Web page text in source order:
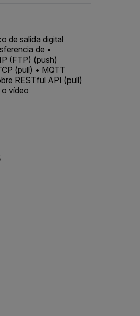
de salida digital
de •
(FTP) (push)
(pull) • MQTT
RESTful API (pull)
o vídeo